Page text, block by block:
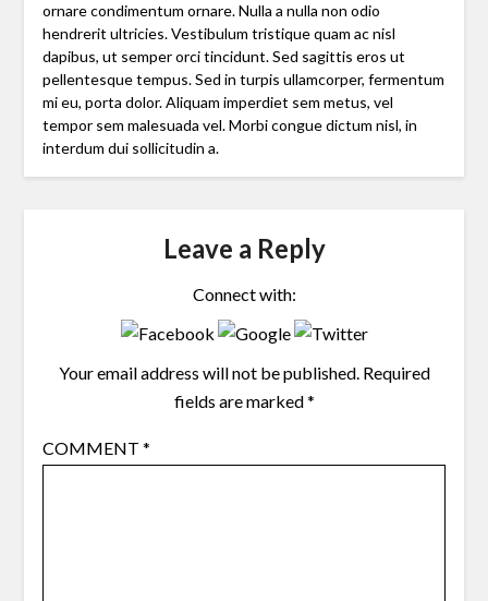
ornare condimentum ornare. Nulla a nulla non odio
hendrerit ultricies. Vestibulum tristique quam ac nisl
dapibus, ut semper orci tincidunt. Sed sagittis eros ut
pellentesque tempus. Sed in turpis ullamcorper, fermentum
mi eu, porta dolor. Aliquam imperdiet sem metus, vel
tempor sem malesuada vel. Morbi congue dictum nisl, in
interdum dui sollicitudin a.
Leave a Reply
Connect with:
Your email address will not be published. Required
fields are marked*
COMMENT *